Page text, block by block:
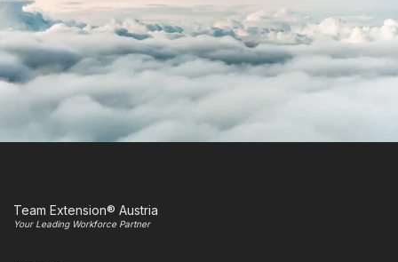
Team Extension® Austria
Your Leading Workforce Partner